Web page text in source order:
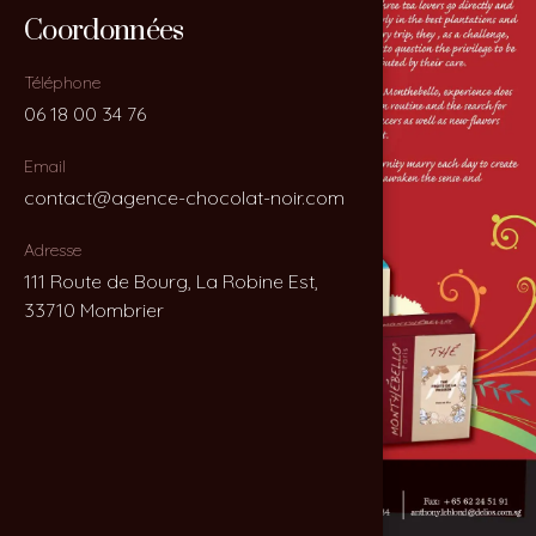
Coordonnées
Téléphone
06 18 00 34 76
Email
contact@agence-chocolat-noir.com
Adresse
111 Route de Bourg, La Robine Est,
33710 Mombrier
Coordonnées
Téléphone
06 18 00 34 76
Email
contact@agence-chocolat-noir.com
Adresse
111 Route de Bourg, La Robine Est,
33710 Mombrier